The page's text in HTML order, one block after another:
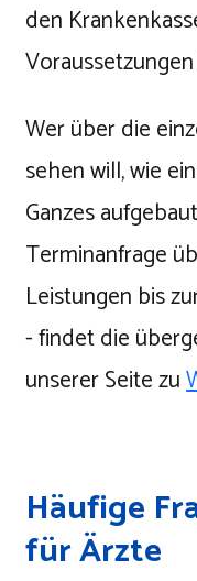
den
Wer über die
sehen will, wie
Ganzes
Terminanfrage
Leistungen bis
- findet die
unserer Seite zu
Häufige
für Ärzte